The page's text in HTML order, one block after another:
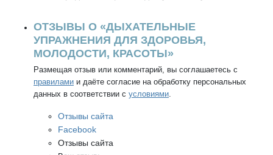
ОТЗЫВЫ О «ДЫХАТЕЛЬНЫЕ
УПРАЖНЕНИЯ ДЛЯ ЗДОРОВЬЯ,
МОЛОДОСТИ, КРАСОТЫ»
Размещая отзыв или комментарий, вы соглашаетесь с
правилами и даёте согласие на обработку персональных
данных в соответствии с условиями.
Отзывы сайта
Facebook
Отзывы сайта